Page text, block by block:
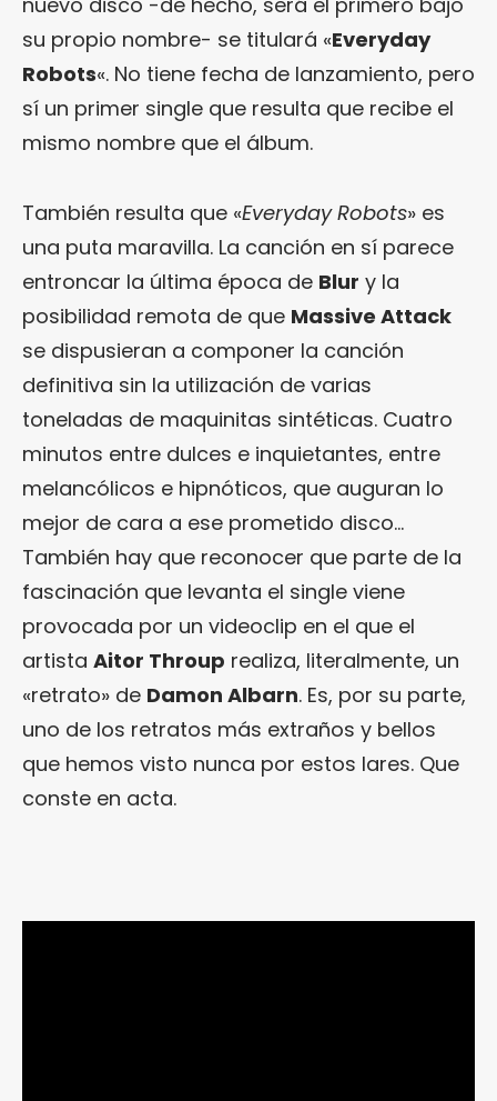
su propio nombre- se titulará «Everyday
Robots«. No tiene fecha de lanzamiento, pero
sí un primer single que resulta que recibe el
mismo nombre que el álbum.
También resulta que «Everyday Robots» es
una puta maravilla. La canción en sí parece
entroncar la última época de Blur y la
posibilidad remota de que Massive Attack
se dispusieran a componer la canción
definitiva sin la utilización de varias
toneladas de maquinitas sintéticas. Cuatro
minutos entre dulces e inquietantes, entre
melancólicos e hipnóticos, que auguran lo
mejor de cara a ese prometido disco…
También hay que reconocer que parte de la
fascinación que levanta el single viene
provocada por un videoclip en el que el
artista Aitor Throup realiza, literalmente, un
«retrato» de Damon Albarn. Es, por su parte,
uno de los retratos más extraños y bellos
que hemos visto nunca por estos lares. Que
conste en acta.